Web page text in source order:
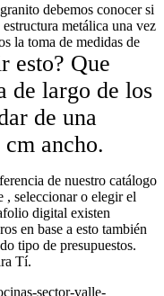
debemos conocer si
metálica una vez
la toma de medidas de
esto? Que
de largo de los
de una
cm ancho.
de nuestro catálogo
seleccionar o elegir el
digital existen
en base a esto también
tipo de presupuestos.
Tí.